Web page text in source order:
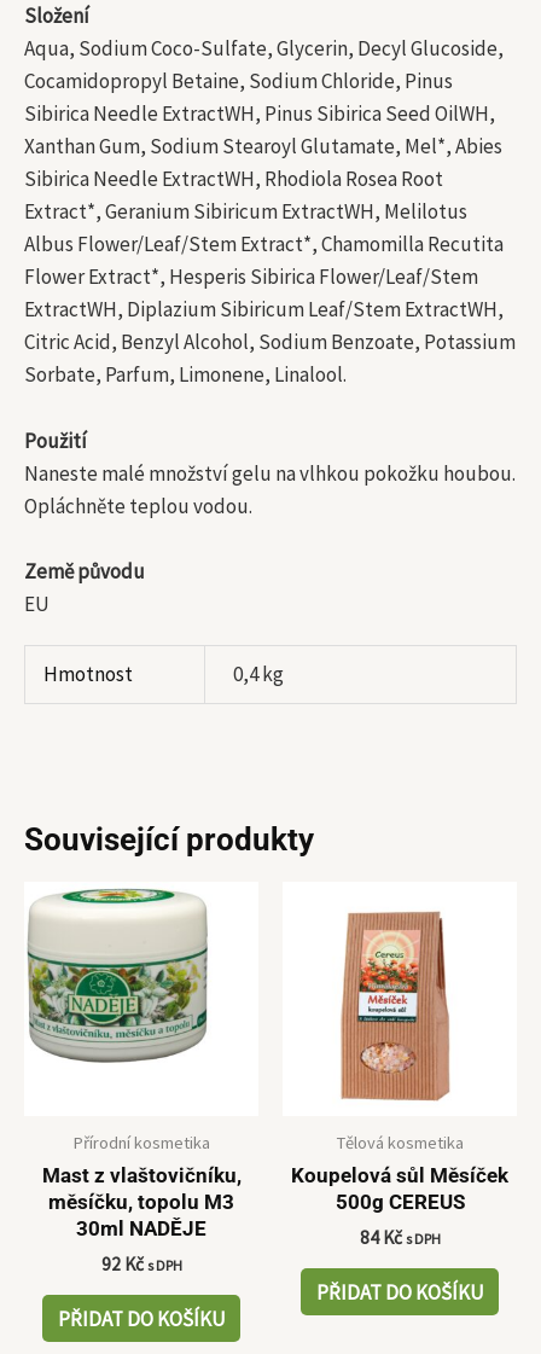
Složení
Aqua, Sodium Coco-Sulfate, Glycerin, Decyl Glucoside,
Cocamidopropyl Betaine, Sodium Chloride, Pinus
Sibirica Needle ExtractWH, Pinus Sibirica Seed OilWH,
Xanthan Gum, Sodium Stearoyl Glutamate, Mel*, Abies
Sibirica Needle ExtractWH, Rhodiola Rosea Root
Extract*, Geranium Sibiricum ExtractWH, Melilotus
Albus Flower/Leaf/Stem Extract*, Chamomilla Recutita
Flower Extract*, Hesperis Sibirica Flower/Leaf/Stem
ExtractWH, Diplazium Sibiricum Leaf/Stem ExtractWH,
Citric Acid, Benzyl Alcohol, Sodium Benzoate, Potassium
Sorbate, Parfum, Limonene, Linalool.
Použití
Naneste malé množství gelu na vlhkou pokožku houbou.
Opláchněte teplou vodou.
Země původu
EU
Hmotnost 0,4 kg
Související produkty
Přírodní kosmetika
Mast z vlaštovičníku,
měsíčku, topolu M3
30ml NADĚJE
92 Kč s DPH
PŘIDAT DO KOŠÍKU
Tělová kosmetika
Koupelová sůl Měsíček
500g CEREUS
84Kč s DPH
PŘIDAT DO KOŠÍKU